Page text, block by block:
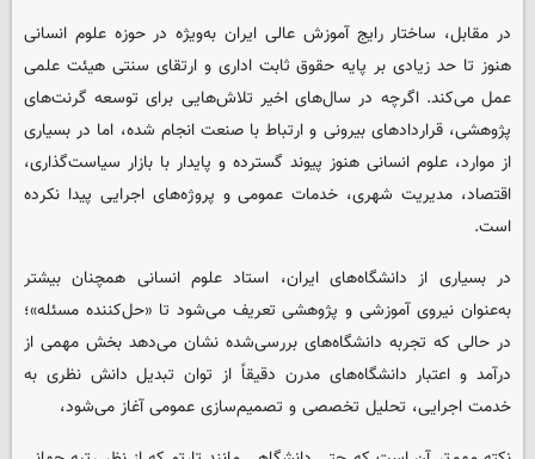
در مقابل، ساختار رایج آموزش عالی ایران به‌ویژه در حوزه علوم انسانی
هنوز تا حد زیادی بر پایه حقوق ثابت اداری و ارتقای سنتی هیئت علمی
عمل می‌کند. اگرچه در سال‌های اخیر تلاش‌هایی برای توسعه گرنت‌های
پژوهشی، قراردادهای بیرونی و ارتباط با صنعت انجام شده، اما در بسیاری
از موارد، علوم انسانی هنوز پیوند گسترده و پایدار با بازار سیاست‌گذاری،
اقتصاد، مدیریت شهری، خدمات عمومی و پروژه‌های اجرایی پیدا نکرده
است.
در بسیاری از دانشگاه‌های ایران، استاد علوم انسانی همچنان بیشتر
به‌عنوان نیروی آموزشی و پژوهشی تعریف می‌شود تا «حل‌کننده مسئله»؛
در حالی که تجربه دانشگاه‌های بررسی‌شده نشان می‌دهد بخش مهمی از
درآمد و اعتبار دانشگاه‌های مدرن دقیقاً از توان تبدیل دانش نظری به
خدمت اجرایی، تحلیل تخصصی و تصمیم‌سازی عمومی آغاز می‌شود،